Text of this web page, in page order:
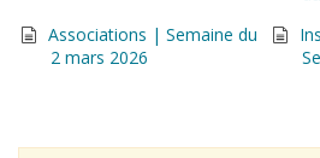
Associations | Semaine du
2 mars 2026